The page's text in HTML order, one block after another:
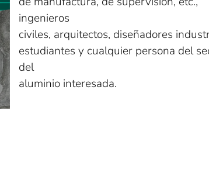
ingenieros
civiles, arquitectos, diseñadores
estudiantes y cualquier persona del
del
aluminio interesada.